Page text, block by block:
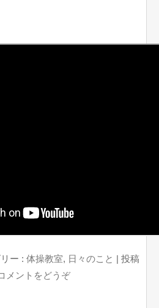
ー : 体操教室, 日々のこと | 投稿
メントをどうぞ